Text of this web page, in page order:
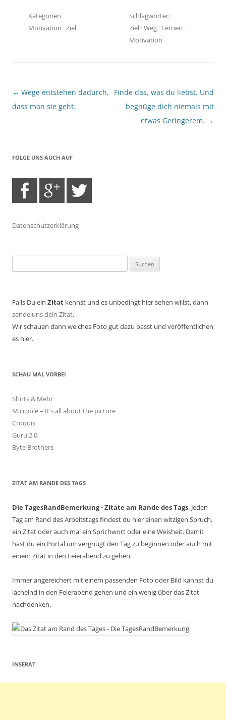
Kategorien
Motivation ·Ziel
Schlagwörter:
Ziel ·Weg · Lernen ·
Motivation
Beitragsnavigation
← Wege entstehen dadurch,
dass man sie geht.
Finde das, was du liebst. Und
begnüge dich niemals mit
etwas Geringerem. →
FOLGE UNS AUCH AUF
Datenschutzerklärung
nach:
Falls Du ein Zitat kennst und es unbedingt hier sehen willst, dann
sende uns dein Zitat.
Wir schauen dann welches Foto gut dazu passt und veröffentlichen
es hier.
SCHAU MAL VORBEI
Shirts & Mehr
Microble – It’s all about the picture
Croquis
Guru 2.0
Byte Brothers
ZITAT AM RANDE DES TAGS
Die TagesRandBemerkung - Zitate am Rande des Tags. Jeden
Tag am Rand des Arbeitstags findest du hier einen witzigen Spruch,
ein Zitat oder auch mal ein Sprichwort oder eine Weisheit. Damit
hast du ein Portal um vergnügt den Tag zu beginnen oder auch mit
einem Zitat in den Feierabend zu gehen.
Immer angereichert mit einem passenden Foto oder Bild kannst du
lächelnd in den Feierabend gehen und ein wenig über das Zitat
nachdenken.
INSERAT